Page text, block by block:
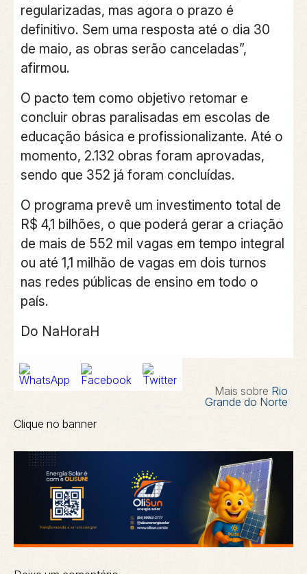
regularizadas, mas agora o prazo é
definitivo. Sem uma resposta até o dia 30
de maio, as obras serão canceladas”,
afirmou.
O pacto tem como objetivo retomar e
concluir obras paralisadas em escolas de
educação básica e profissionalizante. Até o
momento, 2.132 obras foram aprovadas,
sendo que 352 já foram concluídas.
O programa prevê um investimento total de
R$ 4,1 bilhões, o que poderá gerar a criação
de mais de 552 mil vagas em tempo integral
ou até 1,1 milhão de vagas em dois turnos
nas redes públicas de ensino em todo o
país.
Do NaHoraH
Mais sobre Rio
Grande do Norte
Clique no banner